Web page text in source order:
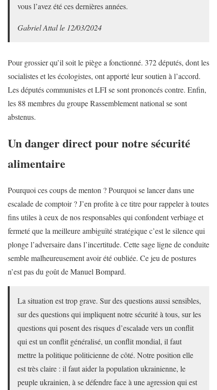
vous l’avez été ces dernières années.
Gabriel Attal le 12/03/2024
Pour grossier qu’il soit le piège a fonctionné. 372 députés, dont les
socialistes et les écologistes, ont apporté leur soutien à l’accord.
Les députés communistes et LFI se sont prononcés contre. Enfin,
les 88 membres du groupe Rassemblement national se sont
abstenus.
Un danger direct pour notre sécurité
alimentaire
Pourquoi ces coups de menton ? Pourquoi se lancer dans une
escalade de comptoir ? J’en profite à ce titre pour rappeler à toutes
fins utiles à ceux de nos responsables qui confondent verbiage et
fermeté que la meilleure ambiguïté stratégique c’est le silence qui
plonge l’adversaire dans l’incertitude. Cette sage ligne de conduite
semble malheureusement avoir été oubliée. Ce jeu de postures
n’est pas du goût de Manuel Bompard.
La situation est trop grave. Sur des questions aussi sensibles,
sur des questions qui impliquent notre sécurité à tous, sur les
questions qui posent des risques d’escalade vers un conflit
qui est un conflit généralisé, un conflit mondial, il faut
mettre la politique politicienne de côté. Notre position elle
est très claire : il faut aider la population ukrainienne, le
peuple ukrainien, à se défendre face à une agression qui est